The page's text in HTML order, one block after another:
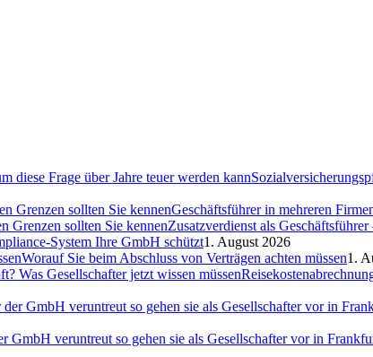
Geschäftsführer in mehreren
Zusatzverdienst als
System Ihre GmbH schützt1. August 2026
Worauf Sie beim Abschluss von Verträgen achten müssen1.
GmbH veruntreut so gehen sie als Gesellschafter vor in